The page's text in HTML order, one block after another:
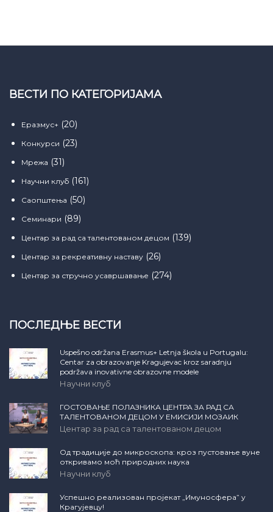
ВЕСТИ ПО КАТЕГОРИЈАМА
Еразмус+ (20)
Конкурси (23)
Мрежа (31)
Научни клуб (161)
Саопштења (50)
Семинари (89)
Центар за рад са талентованом децом (139)
Центар за рекреативну наставу (26)
Центар за стручно усавршавање (274)
ПОСЛЕДЊЕ ВЕСТИ
Uspešno održana Erasmus+ Letnja škola u Portugalu:
Centar za obrazovanje Kragujevac kroz saradnju
podržava inovativne obrazovne modele
Научни клуб
ГОСТОВАЊЕ ПОЛАЗНИКА ЦЕНТРА ЗА РАД СА
ТАЛЕНТОВАНОМ ДЕЦОМ У ЕМИСИЈИ МОЗАИК
Центар за рад са талентованом децом
Од традиције до микроскопа: кроз пустовање вуне
откривамо моћ природних наука
Научни клуб
Успешно реализован пројекат „Имуносфера” у
Крагујевцу!